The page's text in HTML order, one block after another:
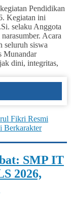
Pendidikan
Kegiatan ini
selaku Anggota
Acara
seluruh siswa
Munandar
dini, integritas,
SMP IT
2026,